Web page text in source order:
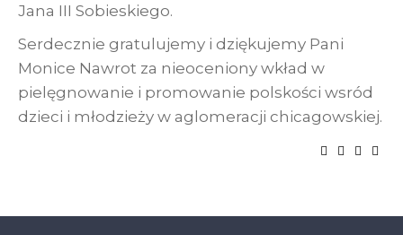
Jana III Sobieskiego.
Serdecznie gratulujemy i dziękujemy Pani
Monice Nawrot za nieoceniony wkład w
pielęgnowanie i promowanie polskości wsród
dzieci i młodzieży w aglomeracji chicagowskiej.